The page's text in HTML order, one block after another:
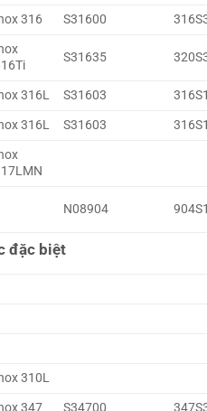
316 S31600
S31635
316L S31603
316L S31603
N08904
đặc biệt
310L
347 S34700